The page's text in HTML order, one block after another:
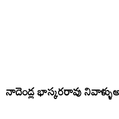
నాదెండ్ల భాస్కరరావు